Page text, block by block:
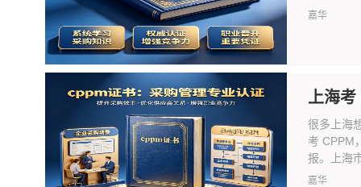
嘉华
上海考
很多上海
考 CPPM
报。上海
嘉华